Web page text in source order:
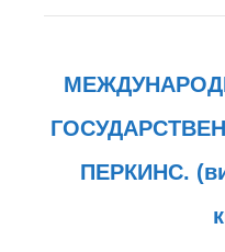
ПЕРКИНС.